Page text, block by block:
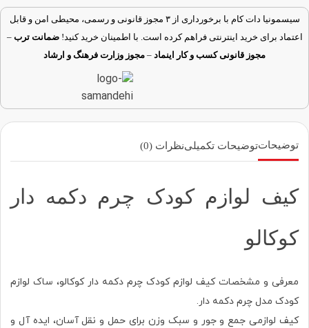
سیسمونیا دات کام با برخورداری از ۳ مجوز قانونی و رسمی، محیطی امن و قابل
اعتماد برای خرید اینترنتی فراهم کرده است. با اطمینان خرید کنید!ضمانت ترب –
مجوز قانونی کسب و کار اینماد – مجوز وزارت فرهنگ و ارشاد
توضیحاتتوضیحات تکمیلینظرات (0)
کیف لوازم کودک چرم دکمه دار
کوکالو
معرفی و مشخصات کیف لوازم کودک چرم دکمه دار کوکالو، ساک لوازم
کودک مدل چرم دکمه دار.
کیف لوازمی جمع و جور و سبک وزن برای حمل و نقل آسان، ایده آل و